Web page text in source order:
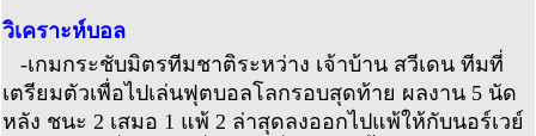
วิเคราะห์บอล
-เกมกระชับมิตรทีมชาติระหว่าง เจ้าบ้าน สวีเดน ทีมที่
เตรียมตัวเพื่อไปเล่นฟุตบอลโลกรอบสุดท้าย ผลงาน 5 นัด
หลัง ชนะ 2 เสมอ 1 แพ้ 2 ล่าสุดลงออกไปแพ้ให้กับนอร์เวย์